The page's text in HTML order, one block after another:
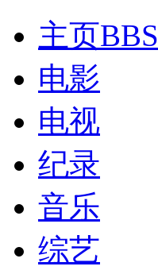
主页BBS
电影
电视
纪录
音乐
综艺